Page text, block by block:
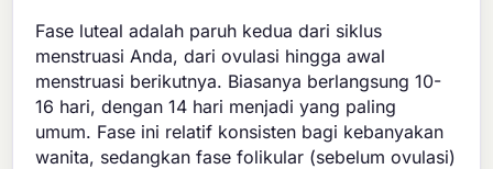
Fase luteal adalah paruh kedua dari siklus
menstruasi Anda, dari ovulasi hingga awal
menstruasi berikutnya. Biasanya berlangsung 10-
16 hari, dengan 14 hari menjadi yang paling
umum. Fase ini relatif konsisten bagi kebanyakan
wanita, sedangkan fase folikular (sebelum ovulasi)